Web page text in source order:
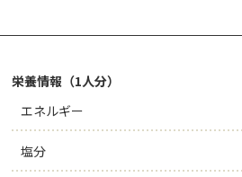
栄養情報（1人分）
エネルギー
塩分